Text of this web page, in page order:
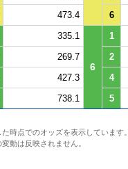
473.4 6
335.1
6
1
269.7 2
427.3 4
738.1 5
時点でのオッズを表示しています。
動は反映されません。